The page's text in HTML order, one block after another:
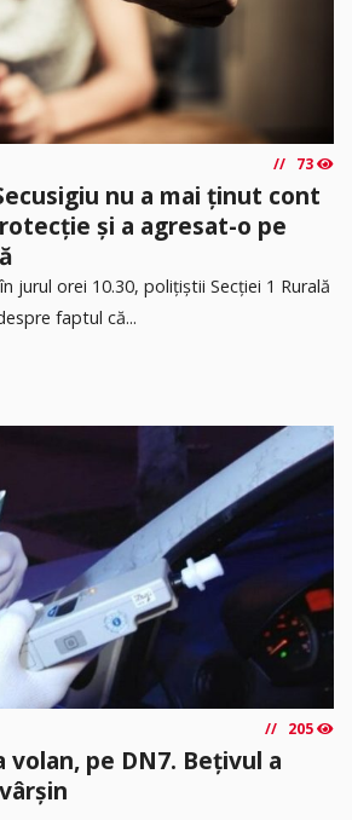
73
nu a mai ținut cont
și a agresat-o pe
jurul orei 10.30, polițiștii Secției 1 Rurală
faptul că...
205
pe DN7. Bețivul a